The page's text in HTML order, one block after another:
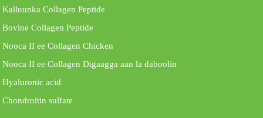
Kalluunka Collagen Peptide
Bovine Collagen Peptide
Nooca II ee Collagen Chicken
Nooca II ee Collagen Digaagga aan la daboolin
Hyaluronic acid
Chondroitin sulfate